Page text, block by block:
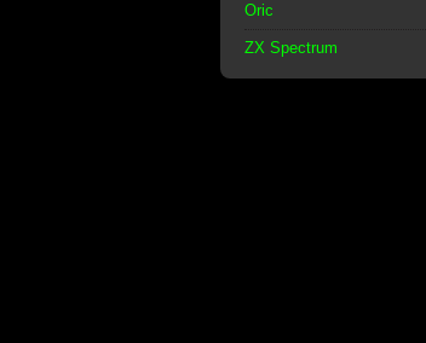
Oric
ZX Spectrum